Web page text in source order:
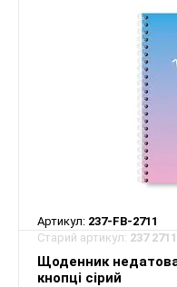
Артикул: 237-FB-2711
Старий артикул: 237
Щоденник
кнопці сірий